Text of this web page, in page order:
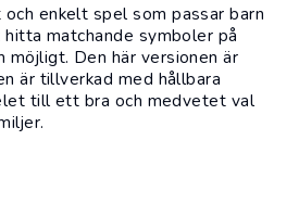
enkelt spel som passar barn
matchande symboler på
möjligt. Den här versionen är
är tillverkad med hållbara
till ett bra och medvetet val